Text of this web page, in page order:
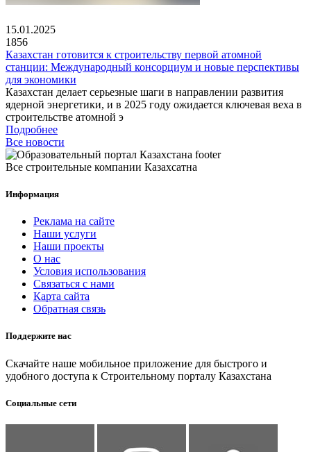
15.01.2025
1856
Казахстан готовится к строительству первой атомной
станции: Международный консорциум и новые перспективы
для экономики
Казахстан делает серьезные шаги в направлении развития
ядерной энергетики, и в 2025 году ожидается ключевая веха в
строительстве атомной э
Подробнее
Все новости
Все строительные компании Казахсатна
Информация
Реклама на сайте
Наши услуги
Наши проекты
О нас
Условия использования
Связаться с нами
Карта сайта
Обратная связь
Поддержите нас
Скачайте наше мобильное приложение для быстрого и
удобного доступа к Строительному порталу Казахстана
Социальные сети